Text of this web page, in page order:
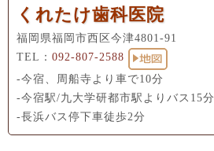
くれたけ歯科医院
福岡県福岡市西区今津4801-91
TEL： 092-807-2588
-今宿、周船寺より車で10分
-今宿駅/九大学研都市駅よりバス15分
-長浜バス停下車徒歩2分